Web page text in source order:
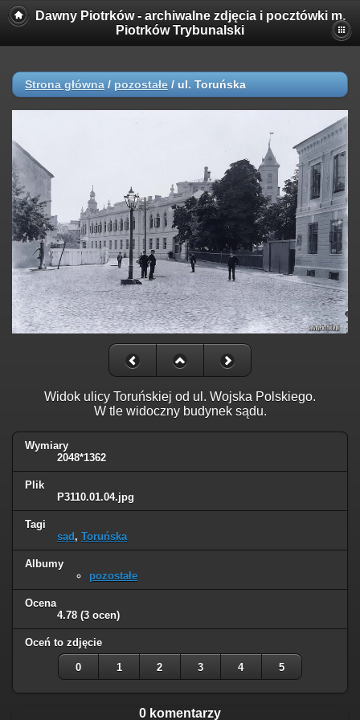
Dawny Piotrków - archiwalne zdjęcia i pocztówki m.
Piotrków Trybunalski
Strona główna / pozostałe / ul. Toruńska
Widok ulicy Toruńskiej od ul. Wojska Polskiego.
W tle widoczny budynek sądu.
Wymiary
2048*1362
Plik
P3110.01.04.jpg
Tagi
sąd , Toruńska
Albumy
pozostałe
Ocena
4.78 (3 ocen)
Oceń to zdjęcie
0 1 2 3 4 5
0 komentarzy